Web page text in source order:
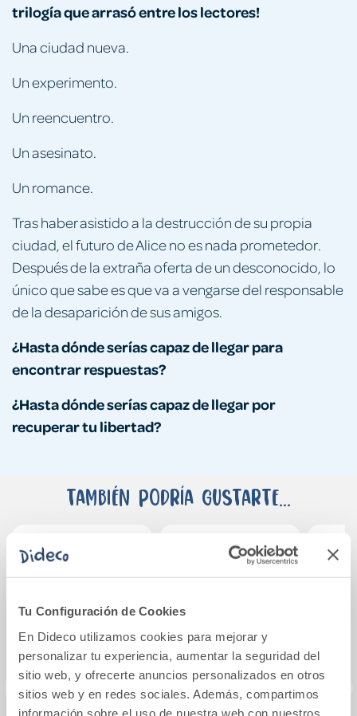
Tu Configuración de Cookies
En Dideco utilizamos cookies para mejorar y
personalizar tu experiencia, aumentar la seguridad del
sitio web, y ofrecerte anuncios personalizados en otros
sitios web y en redes sociales. Además, compartimos
información sobre el uso de nuestra web con nuestros
trilogía que arrasó entre los lectores!
Una ciudad nueva.
Un experimento.
Un reencuentro.
Un asesinato.
Un romance.
Tras haber asistido a la destrucción de su propia
ciudad, el futuro de Alice no es nada prometedor.
Después de la extraña oferta de un desconocido, lo
único que sabe es que va a vengarse del responsable
de la desaparición de sus amigos.
¿Hasta dónde serías capaz de llegar para
encontrar respuestas?
¿Hasta dónde serías capaz de llegar por
recuperar tu libertad?
También podría gustarte...